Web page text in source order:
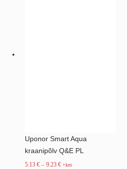
Uponor Smart Aqua
kraanipõlv Q&E PL
5.13€ – 9.23 € +km